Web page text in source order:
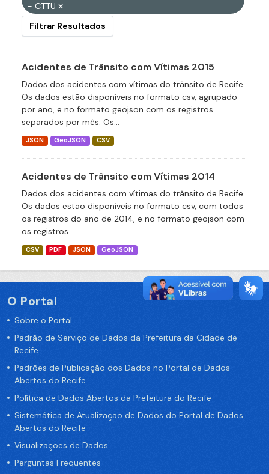
- CTTU
Filtrar Resultados
Acidentes de Trânsito com Vítimas 2015
Dados dos acidentes com vítimas do trânsito de Recife.
Os dados estão disponíveis no formato csv, agrupado
por ano, e no formato geojson com os registros
separados por mês. Os...
JSON GeoJSON CSV
Acidentes de Trânsito com Vítimas 2014
Dados dos acidentes com vítimas do trânsito de Recife.
Os dados estão disponíveis no formato csv, com todos
os registros do ano de 2014, e no formato geojson com
os registros...
CSV PDF JSON GeoJSON
O Portal
Sobre o Portal
Padrão de Serviço de Dados da Prefeitura da Cidade de
Recife
Padrões de Publicação dos Dados no Portal de Dados
Abertos do Recife
Política de Dados Abertos da Prefeitura do Recife
Sistemática de Atualização de Dados do Portal de Dados
Abertos do Recife
Visualizações de Dados
Perguntas Frequentes